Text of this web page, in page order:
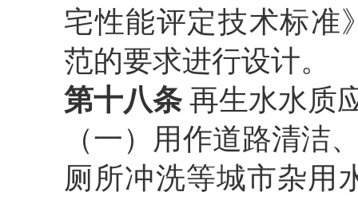
宅性能评定技术标准
范的要求进行设计。
第十八条 再生水水质
（一）用作道路清洁
厕所冲洗等城市杂用